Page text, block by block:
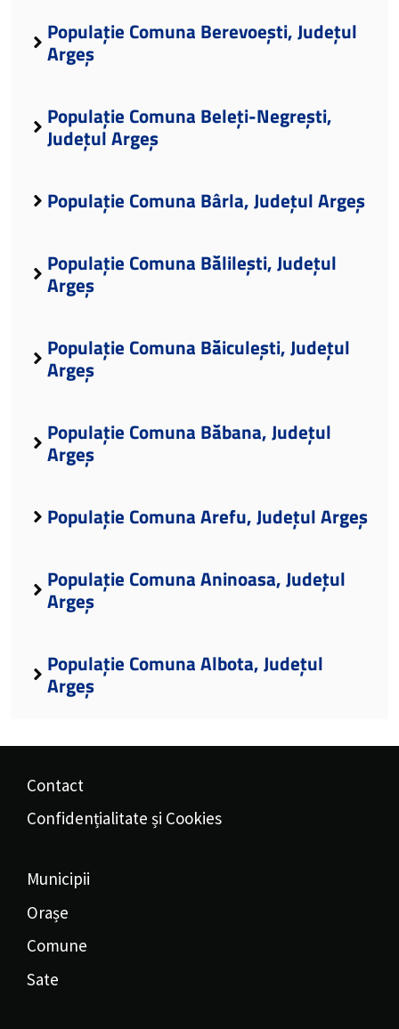
Populație Comuna Berevoești, Județul
Argeș
Populație Comuna Beleți-Negrești,
Județul Argeș
Populație Comuna Bârla, Județul Argeș
Populație Comuna Bălilești, Județul
Argeș
Populație Comuna Băiculești, Județul
Argeș
Populație Comuna Băbana, Județul
Argeș
Populație Comuna Arefu, Județul Argeș
Populație Comuna Aninoasa, Județul
Argeș
Populație Comuna Albota, Județul
Argeș
Contact
Confidențialitate și Cookies
Municipii
Orașe
Comune
Sate